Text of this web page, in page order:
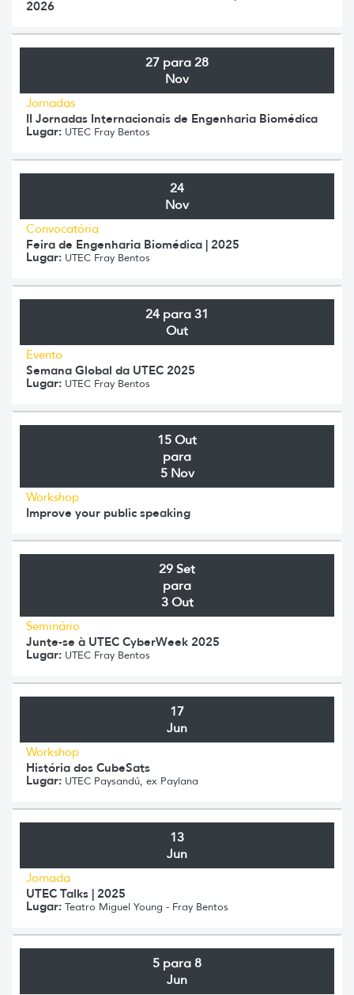
2026
27 para 28
Nov
Jornadas
II Jornadas Internacionais de Engenharia Biomédica
Lugar: UTEC Fray Bentos
24
Nov
Convocatória
Feira de Engenharia Biomédica | 2025
Lugar: UTEC Fray Bentos
24 para 31
Out
Evento
Semana Global da UTEC 2025
Lugar: UTEC Fray Bentos
15 Out
para
5 Nov
Workshop
Improve your public speaking
29 Set
para
3 Out
Seminário
Junte-se à UTEC CyberWeek 2025
Lugar: UTEC Fray Bentos
17
Jun
Workshop
História dos CubeSats
Lugar: UTEC Paysandú, ex Paylana
13
Jun
Jornada
UTEC Talks | 2025
Lugar: Teatro Miguel Young - Fray Bentos
5 para 8
Jun